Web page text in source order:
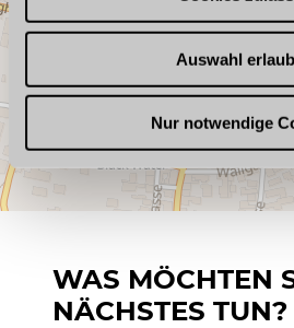
s
l
Auswahl
Nur notwendige
WAS MÖCHTEN
NÄCHSTES TUN?